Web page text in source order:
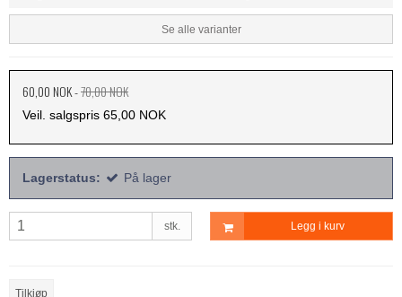
Se alle varianter
60,00 NOK-70,00 NOK
Veil. salgspris 65,00 NOK
Lagerstatus: På lager
stk. Legg i kurv
Tilkjøp